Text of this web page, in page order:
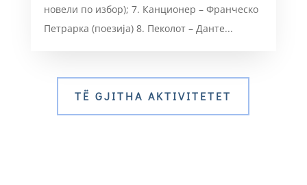
новели по избор); 7. Канционер – Франческо
Петрарка (поезија) 8. Пеколот – Данте...
TË GJITHA AKTIVITETET